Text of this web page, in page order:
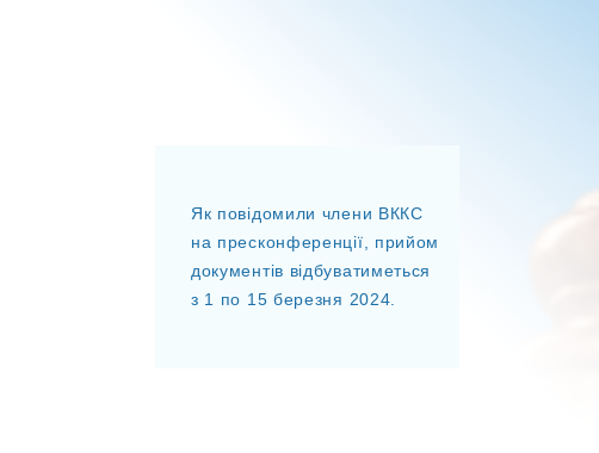
Як повідомили члени ВККС
на пресконференції, прийом
документів відбуватиметься
з 1 по 15 березня 2024.